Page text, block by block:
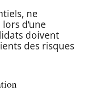
ne
d’une
doivent
des risques